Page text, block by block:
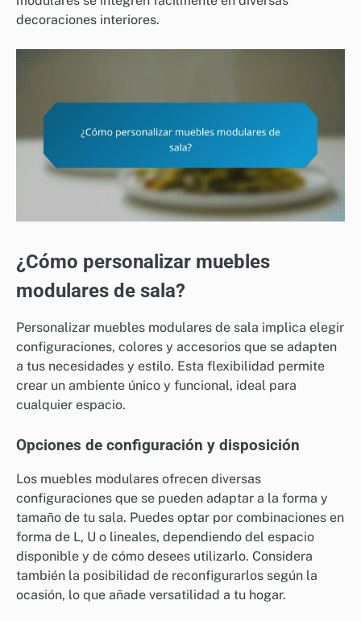
decoraciones interiores.
¿Cómo personalizar muebles
modulares de sala?
Personalizar muebles modulares de sala implica elegir
configuraciones, colores y accesorios que se adapten
a tus necesidades y estilo. Esta flexibilidad permite
crear un ambiente único y funcional, ideal para
cualquier espacio.
Opciones de configuración y disposición
Los muebles modulares ofrecen diversas
configuraciones que se pueden adaptar a la forma y
tamaño de tu sala. Puedes optar por combinaciones en
forma de L, U o lineales, dependiendo del espacio
disponible y de cómo desees utilizarlo. Considera
también la posibilidad de reconfigurarlos según la
ocasión, lo que añade versatilidad a tu hogar.